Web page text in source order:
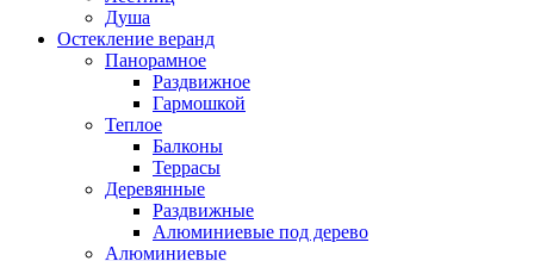
Душа
Остекление веранд
Панорамное
Раздвижное
Гармошкой
Теплое
Балконы
Террасы
Деревянные
Раздвижные
Алюминиевые под дерево
Алюминиевые